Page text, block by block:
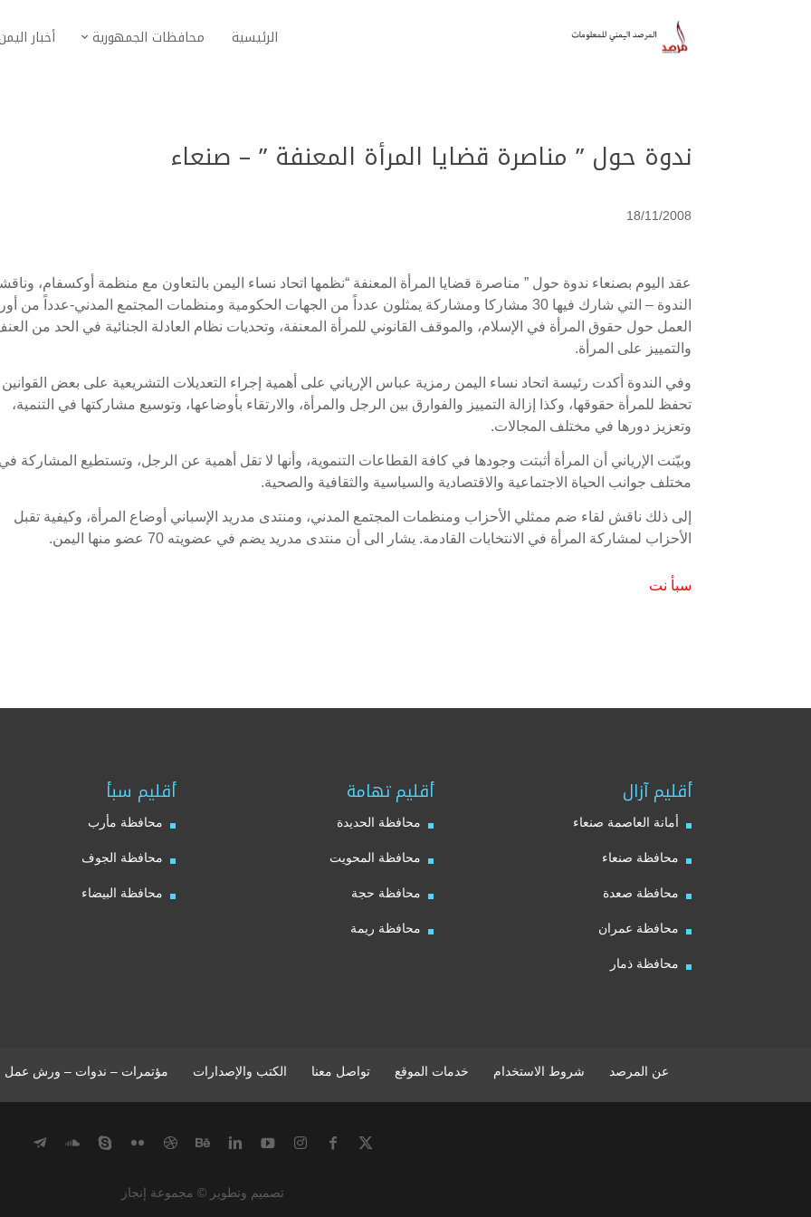
الرئيسية محافظات الجمهورية أخبار
ندوة حول ” مناصرة قضايا المرأة المعنفة ” – صنعاء
18/11/2008
عقد اليوم بصنعاء ندوة حول ” مناصرة قضايا المرأة المعنفة “نظمها اتحاد نساء اليمن بالتعاون مع منظمة أوكسفام،
الندوة – التي شارك فيها 30 مشاركا ومشاركة يمثلون عدداً من الجهات الحكومية ومنظمات المجتمع المدني-عدداً من
العمل حول حقوق المرأة في الإسلام، والموقف القانوني للمرأة المعنفة، وتحديات نظام العادلة الجنائية في الحد من
والتمييز على المرأة.
وفي الندوة أكدت رئيسة اتحاد نساء اليمن رمزية عباس الإرياني على أهمية إجراء التعديلات التشريعية على بعض القوانين
تحفظ للمرأة حقوقها، وكذا إزالة التمييز والفوارق بين الرجل والمرأة، والارتقاء بأوضاعها، وتوسيع مشاركتها في التنمية،
وتعزيز دورها في مختلف المجالات.
وبيّنت الإرياني أن المرأة أثبتت وجودها في كافة القطاعات التنموية، وأنها لا تقل أهمية عن الرجل، وتستطيع المشاركة في
مختلف جوانب الحياة الاجتماعية والاقتصادية والسياسية والثقافية والصحية.
إلى ذلك ناقش لقاء ضم ممثلي الأحزاب ومنظمات المجتمع المدني، ومنتدى مدريد الإسباني أوضاع المرأة، وكيفية تقبل
الأحزاب لمشاركة المرأة في الانتخابات القادمة. يشار الى أن منتدى مدريد يضم في عضويته 70 عضو منها اليمن.
سبأ نت
أقليم آزال
أمانة العاصمة صنعاء
محافظة صنعاء
محافظة صعدة
محافظة عمران
محافظة ذمار
أقليم تهامة
محافظة الحديدة
محافظة المحويت
محافظة حجة
محافظة ريمة
أقليم سبأ
محافظة مأرب
محافظة الجوف
محافظة البيضاء
عن المرصد شروط الاستخدام خدمات الموقع تواصل معنا الكتب والإصدارات مؤتمرات – ندوات – ورش عمل
تصميم وتطوير © مجموعة إنجاز